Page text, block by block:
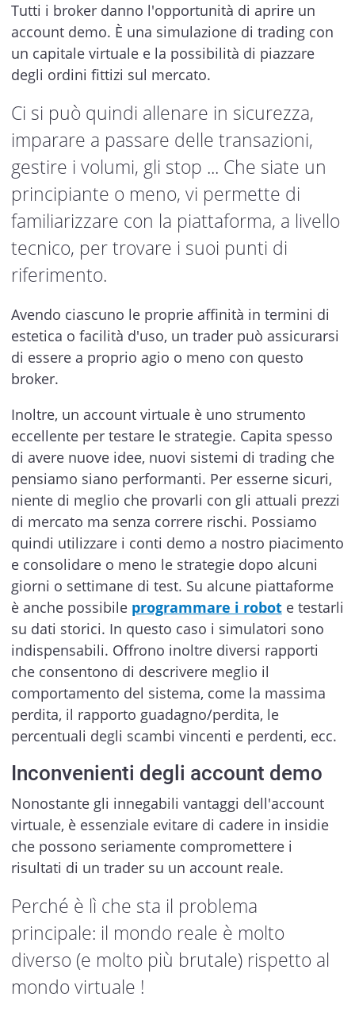
Tutti i broker danno l'opportunità di aprire un
account demo. È una simulazione di trading con
un capitale virtuale e la possibilità di piazzare
degli ordini fittizi sul mercato.
Ci si può quindi allenare in sicurezza,
imparare a passare delle transazioni,
gestire i volumi, gli stop ... Che siate un
principiante o meno, vi permette di
familiarizzare con la piattaforma, a livello
tecnico, per trovare i suoi punti di
riferimento.
Avendo ciascuno le proprie affinità in termini di
estetica o facilità d'uso, un trader può assicurarsi
di essere a proprio agio o meno con questo
broker.
Inoltre, un account virtuale è uno strumento
eccellente per testare le strategie. Capita spesso
di avere nuove idee, nuovi sistemi di trading che
pensiamo siano performanti. Per esserne sicuri,
niente di meglio che provarli con gli attuali prezzi
di mercato ma senza correre rischi. Possiamo
quindi utilizzare i conti demo a nostro piacimento
e consolidare o meno le strategie dopo alcuni
giorni o settimane di test. Su alcune piattaforme
è anche possibile programmare i robote testarli
su dati storici. In questo caso i simulatori sono
indispensabili. Offrono inoltre diversi rapporti
che consentono di descrivere meglio il
comportamento del sistema, come la massima
perdita, il rapporto guadagno/perdita, le
percentuali degli scambi vincenti e perdenti, ecc.
Inconvenienti degli account demo
Nonostante gli innegabili vantaggi dell'account
virtuale, è essenziale evitare di cadere in insidie
che possono seriamente compromettere i
risultati di un trader su un account reale.
Perché è lì che sta il problema
principale: il mondo reale è molto
diverso (e molto più brutale) rispetto al
mondo virtuale !